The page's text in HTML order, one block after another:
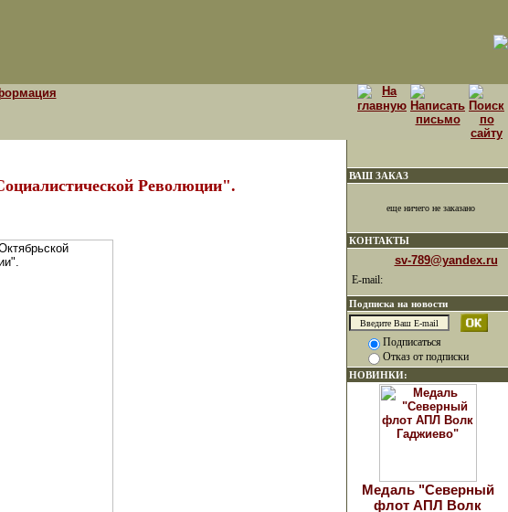
Революции".
ВАШ ЗАКАЗ
еще ничего не заказано
КОНТАКТЫ
sv-789@yandex.ru
E-mail:
Подписка на новости
Подписаться
Отказ от подписки
НОВИНКИ:
Медаль "Северный
флот АПЛ Волк